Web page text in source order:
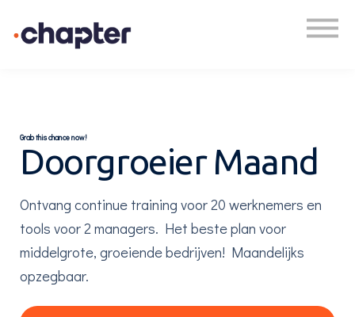
Grab this chance now!
Doorgroeier Maand
Ontvang continue training voor 20 werknemers en
tools voor 2 managers. Het beste plan voor
middelgrote, groeiende bedrijven! Maandelijks
opzegbaar.